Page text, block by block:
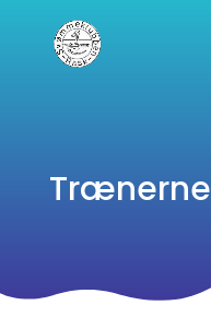
Trænerne